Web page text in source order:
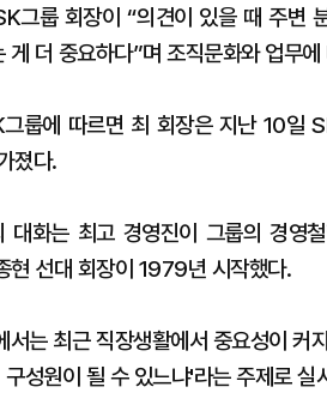
그룹 회장이 “의견이 있을 때 주변
게 더 중요하다”며 조직문화와 업무
룹에 따르면 최 회장은 지난 10일
졌다.
대화는 최고 경영진이 그룹의 경영
현 선대 회장이 1979년 시작했다.
서는 최근 직장생활에서 중요성이
성원이 될 수 있느냐'라는 주제로 실